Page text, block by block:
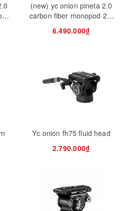
(new) yc onion pineta 2.0
carbon fiber monopod 2.0
thao tác nhanh
6.490.000₫
Yc onion fh75 fluid head
2.790.000₫